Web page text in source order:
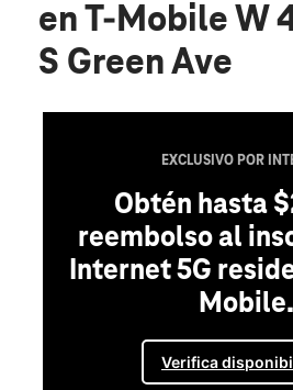
en T-Mobile W
S Green Ave
EXCLUSIVO POR
Obtén hasta
reembolso al
Internet 5G
Mobile.
Verifica